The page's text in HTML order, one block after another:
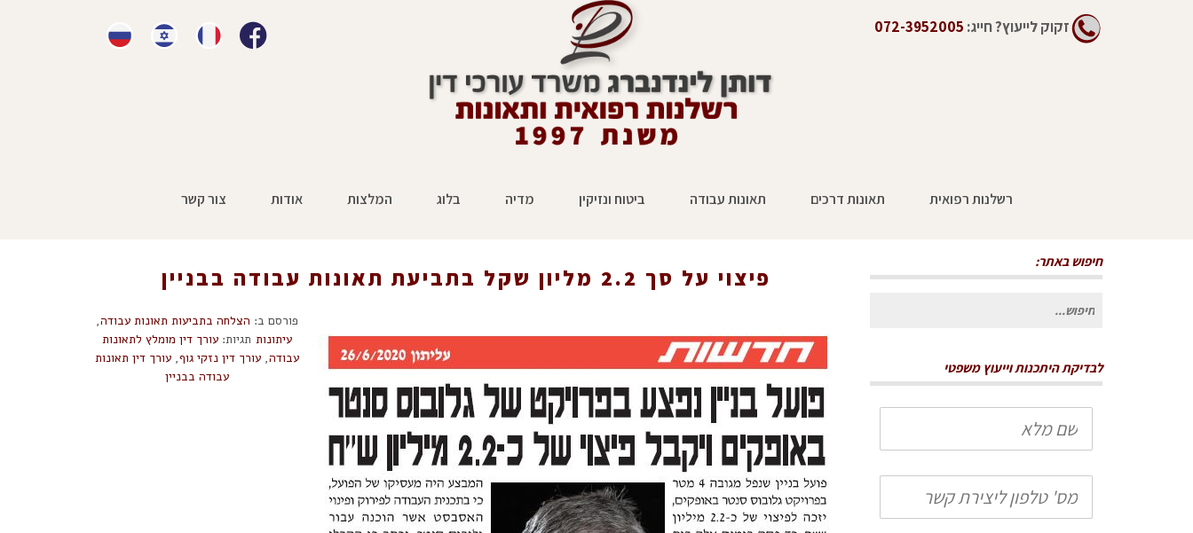
זקוק לייעוץ?חייג: 072-3952005
רשלנות רפואית תאונות דרכים תאונות עבודה ביטוח ונזיקין מדיה בלוג המלצות אודות צור קשר
פיצוי על סך 2.2 מליון שקל בתביעת תאונות עבודה בבניין
פורסם ב: הצלחה בתביעות תאונות עבודה,
עיתונות תגיות: עורך דין מומלץ לתאונות
עבודה, עורך דין נזקי גוף, עורך דין תאונות
עבודה בבניין
חיפוש באתר:
חיפוש
לבדיקת היתכנות וייעוץ משפטי
שם
מלא
טלפון